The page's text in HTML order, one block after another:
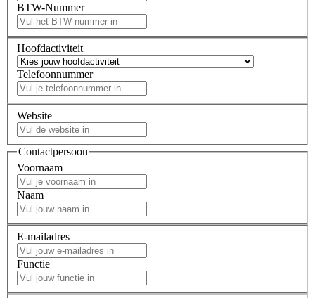
BTW-Nummer
Hoofdactiviteit
Telefoonnummer
Website
Contactpersoon
Voornaam
Naam
E-mailadres
Functie